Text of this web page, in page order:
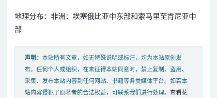
地理分布：非洲：埃塞俄比亚中东部和索马里至肯尼亚中
部
声明： 本站所有文章，如无特殊说明或标注，均为本站原创发
布。任何个人或组织，在未征得本站同意时，禁止复制、盗用、
采集、发布本站内容到任何网站、书籍等各类媒体平台。如若本
站内容侵犯了原著者的合法权益，可联系我们进行处理。 查看花